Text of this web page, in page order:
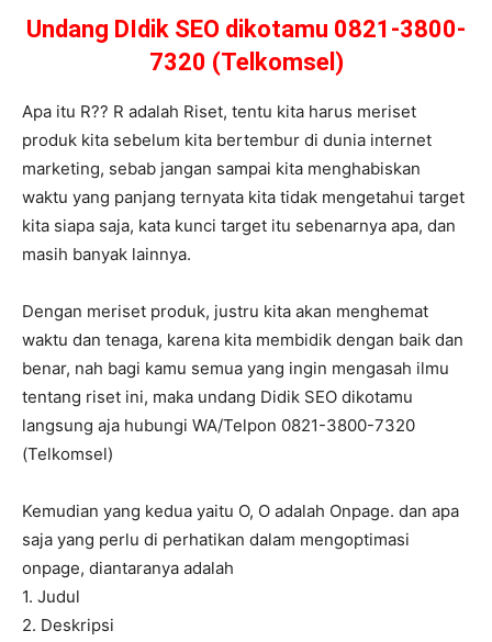
Undang DIdik SEO dikotamu 0821-3800-
7320 (Telkomsel)
Apa itu R?? R adalah Riset, tentu kita harus meriset
produk kita sebelum kita bertembur di dunia internet
marketing, sebab jangan sampai kita menghabiskan
waktu yang panjang ternyata kita tidak mengetahui target
kita siapa saja, kata kunci target itu sebenarnya apa, dan
masih banyak lainnya.
Dengan meriset produk, justru kita akan menghemat
waktu dan tenaga, karena kita membidik dengan baik dan
benar, nah bagi kamu semua yang ingin mengasah ilmu
tentang riset ini, maka undang Didik SEO dikotamu
langsung aja hubungi WA/Telpon 0821-3800-7320
(Telkomsel)
Kemudian yang kedua yaitu O, O adalah Onpage. dan apa
saja yang perlu di perhatikan dalam mengoptimasi
onpage, diantaranya adalah
1. Judul
2. Deskripsi